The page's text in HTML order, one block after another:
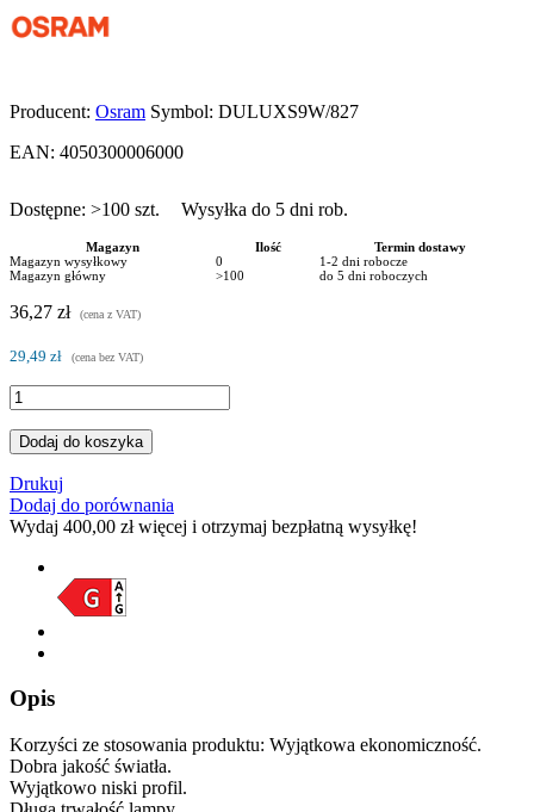
Producent: Osram Symbol: DULUXS9W/827
EAN: 4050300006000
Dostępne: >100 szt. Wysyłka do 5 dni rob.
Magazyn Ilość
Termin dostawy
Magazyn wysyłkowy
0
1-2 dni robocze
Magazyn główny
>100 do 5 dni roboczych
36,27 zł (cena z VAT)
29,49 zł (cena bez VAT)
Dodaj do koszyka
Drukuj
Dodaj do porównania
Wydaj 400,00 złwięcej i otrzymaj bezpłatną wysyłkę!
Opis
Korzyści ze stosowania produktu: Wyjątkowa ekonomiczność.
Dobra jakość światła.
Wyjątkowo niski profil.